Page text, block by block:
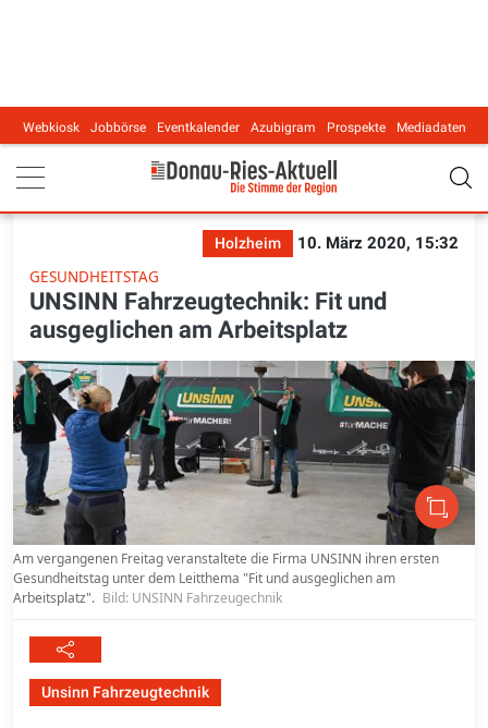
Main navigation
Webkiosk Jobbörse Eventkalender Azubigram Prospekte Mediadaten
Holzheim
10. März 2020, 15:32
GESUNDHEITSTAG
UNSINN Fahrzeugtechnik: Fit und
ausgeglichen am Arbeitsplatz
Am vergangenen Freitag veranstaltete die Firma UNSINN ihren ersten
Gesundheitstag unter dem Leitthema "Fit und ausgeglichen am
Arbeitsplatz". Bild: UNSINN Fahrzeugechnik
Unsinn Fahrzeugtechnik